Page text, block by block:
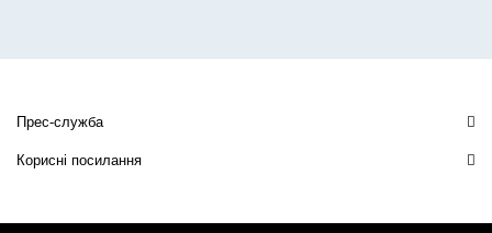
Прес-служба
Корисні посилання